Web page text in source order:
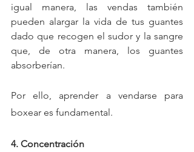
igual manera, las vendas también
pueden alargar la vida de tus guantes
dado que recogen el sudor y la sangre
que, de otra manera, los guantes
absorberían.
Por ello, aprender a vendarse para
boxear es fundamental.
4. Concentración